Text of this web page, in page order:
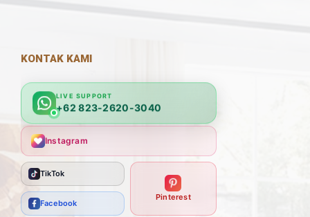
KONTAK KAMI
LIVE SUPPORT
+62 823-2620-3040
Instagram
TikTok
Facebook
Pinterest